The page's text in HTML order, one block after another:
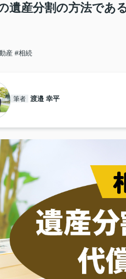
遺産分割の方法であ
産 #相続
筆者 渡邉 幸平